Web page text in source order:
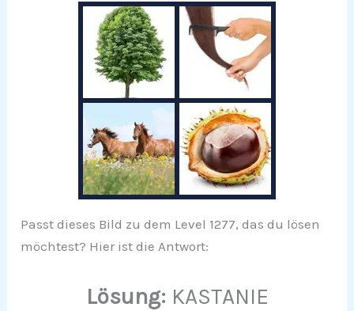
Passt dieses Bild zu dem Level 1277, das du lösen
möchtest? Hier ist die Antwort:
Lösung: KASTANIE